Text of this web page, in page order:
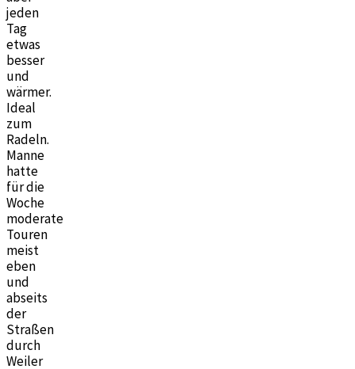
jeden
Tag
etwas
besser
und
wärmer.
Ideal
zum
Radeln.
Manne
hatte
für die
Woche
moderate
Touren
meist
eben
und
abseits
der
Straßen
durch
Weiler